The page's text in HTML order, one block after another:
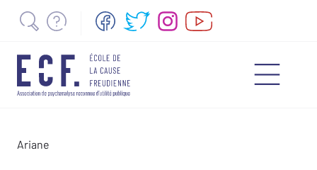
Ariane